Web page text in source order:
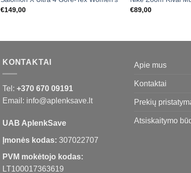
€149,00
€89,00
KONTAKTAI
Tel: +370 670 09191
Email: info@aplenksave.lt
UAB AplenkSave
Įmonės kodas: 307022707
PVM mokėtojo kodas:
LT100017363619
Apie mus
Kontaktai
Prekių
Atsiskaitymo